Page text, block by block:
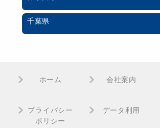
千葉県
ホーム 会社案内
プライバシー
ポリシー
データ利用